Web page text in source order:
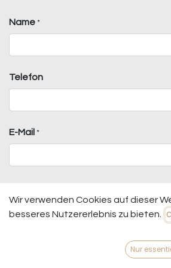
Name *
Telefon
E-Mail *
Wir verwenden Cookies auf dieser
besseres Nutzererlebnis zu bieten.
Nur